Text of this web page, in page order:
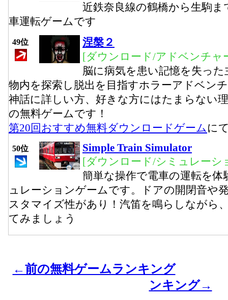
近鉄奈良線の鶴橋から生駒
車運転ゲームです
49位
涅槃２
[ダウンロード/アドベンチャ
脳に病気を患い記憶を失っ
物内を探索し脱出を目指すホラーアドベン
神話に詳しい方、好きな方にはたまらない
の無料ゲームです！
第20回おすすめ無料ダウンロードゲームに
50位
Simple Train Simulator
[ダウンロード/シミュレーシ
簡単な操作で電車の運転を
ュレーションゲームです。ドアの開閉音や
スタマイズ性があり！汽笛を鳴らしながら
てみましょう
←前の無料ゲームランキング
ンキング→